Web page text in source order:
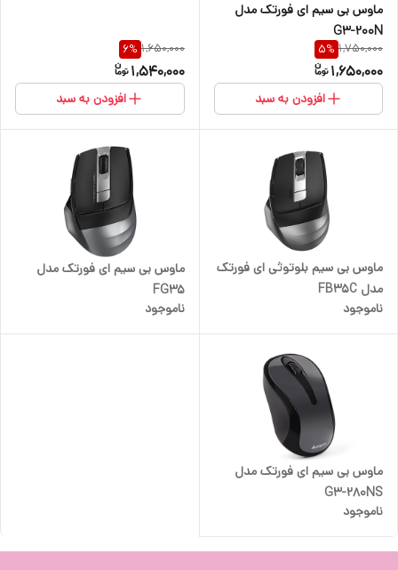
ماوس بی سیم ای فورتک مدل
G3-200N
1,750,000
5%
1,650,000
افزودن به سبد
1,650,000
6%
1,540,000
افزودن به سبد
ماوس بی سیم بلوتوثی ای فورتک
مدل FB35C
ناموجود
ماوس بی سیم ای فورتک مدل
FG35
ناموجود
ماوس بی سیم ای فورتک مدل
G3-280NS
ناموجود